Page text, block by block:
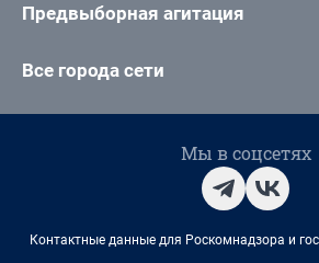
Предвыборная агитация
Все города сети
Мы в соцсетях
Контактные данные для Роскомнадзора и